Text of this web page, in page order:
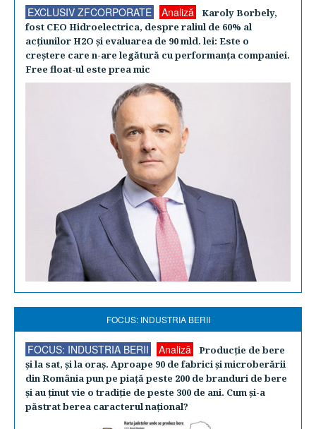
EXCLUSIV ZFCORPORATE Analiză
Karoly Borbely,
fost CEO Hidroelectrica, despre raliul de 60% al
acţiunilor H2O şi evaluarea de 90 mld. lei: Este o
creştere care n-are legătură cu performanţa companiei.
Free float-ul este prea mic
FOCUS: INDUSTRIA BERII
FOCUS: INDUSTRIA BERII Analiză
Producţie de bere
şi la sat, şi la oraş. Aproape 90 de fabrici şi microberării
din România pun pe piaţă peste 200 de branduri de bere
şi au ţinut vie o tradiţie de peste 300 de ani. Cum şi-a
păstrat berea caracterul naţional?